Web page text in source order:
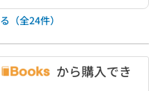
（全24件）
から購入でき